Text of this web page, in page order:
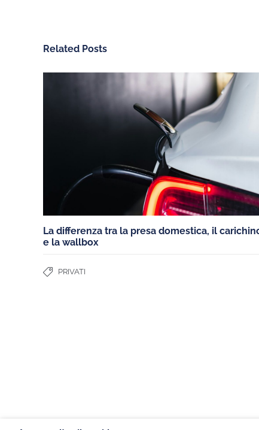
Related Posts
La differenza tra la presa domestica, il
e la wallbox
PRIVATI